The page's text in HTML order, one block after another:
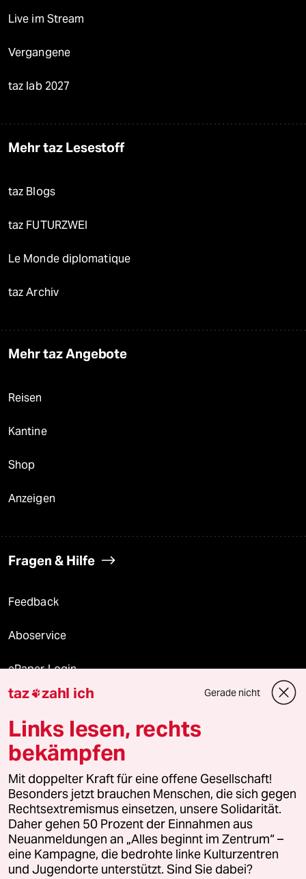
Live im Stream
Vergangene
taz lab 2027
Mehr taz Lesestoff
taz Blogs
taz FUTURZWEI
Le Monde diplomatique
taz Archiv
Mehr taz Angebote
Reisen
Kantine
Shop
Anzeigen
Fragen & Hilfe
Feedback
Aboservice
ePaper Login
Downloads für Abonnierende
© 2026 taz Verlags und Vertriebs GmbH
Alle Rechte vorbehalten. Bei rechtlichen Fragen oder für Genehmigungen
wenden Sie sich bitte an
lizenzen@taz.de
Feedback Redaktionsstatut Kommune-Richtlinien
Leitlinie Informant Datenschutz Impressum AGB
taz zahl ich Gerade nicht
Links lesen, rechts
bekämpfen
Mit doppelter Kraft für eine offene Gesellschaft!
Besonders jetzt brauchen Menschen, die sich gegen
Rechtsextremismus einsetzen, unsere Solidarität.
Daher gehen 50 Prozent der Einnahmen aus
Neuanmeldungen an „Alles beginnt im Zentrum“ –
eine Kampagne, die bedrohte linke Kulturzentren
und Jugendorte unterstützt. Sind Sie dabei?